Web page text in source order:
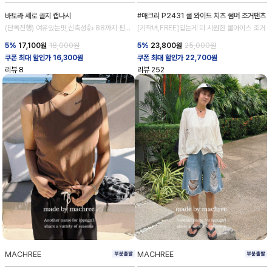
바토라 세로 골지 캡나시
(단독진행) 여유있는핏,신축성👍 88까지 편안
5% 17,100원 18,000원
쿠폰 최대 할인가 16,300원
리뷰 8
#매크리 P2431 쿨 와이드 치즈 썸머 조거팬츠
[키작녀,FREE]입는게 더 시원한 쿨아이스 조거
5% 23,800원 25,000원
쿠폰 최대 할인가 22,700원
리뷰 252
MACHREE MACHREE